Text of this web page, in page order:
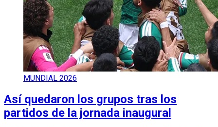
MUNDIAL 2026
Así quedaron los grupos tras los
partidos de la jornada inaugural